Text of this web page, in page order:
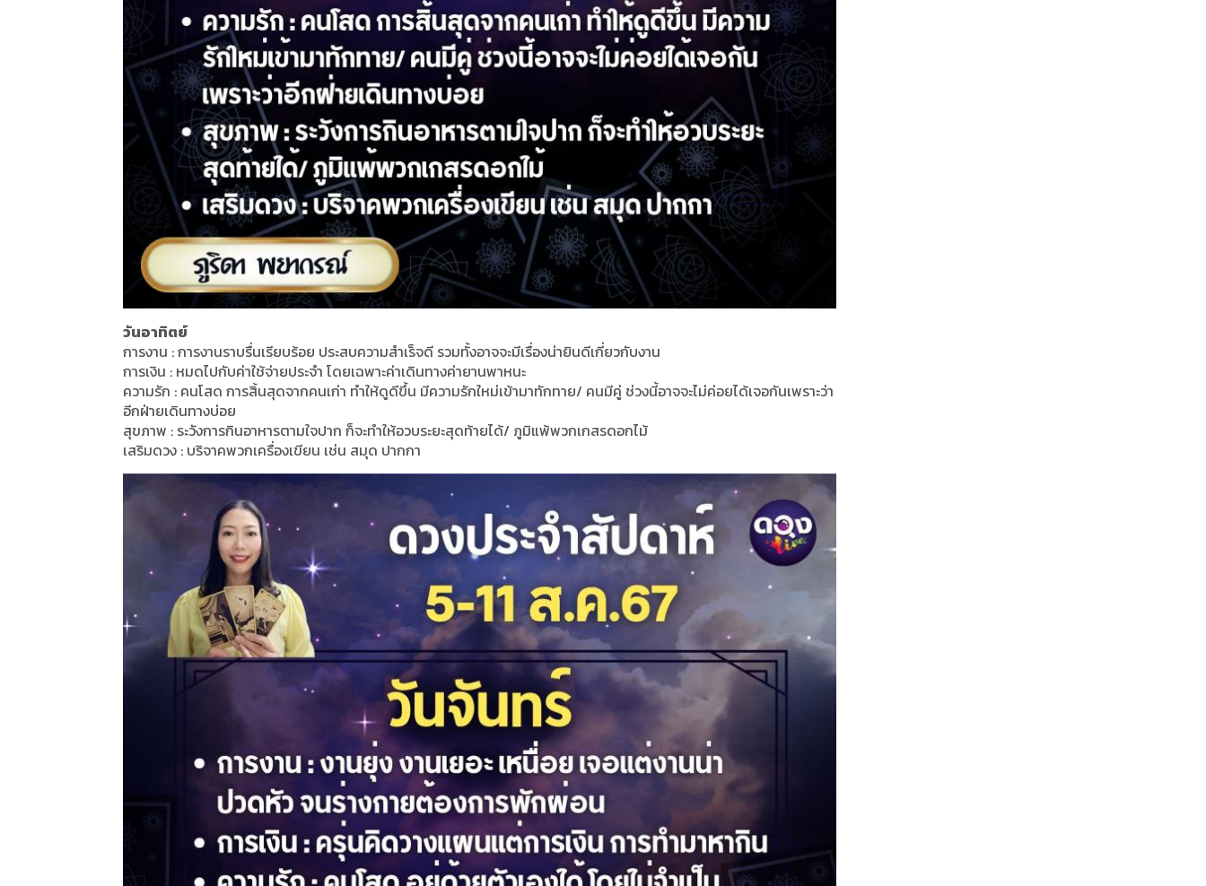
วันอาทิตย์
การงาน : การงานราบรื่นเรียบร้อย ประสบความสำเร็จดี รวมทั้งอาจจะมีเรื่องน่ายินดีเกี่ยวกับงาน
การเงิน : หมดไปกับค่าใช้จ่ายประจำ โดยเฉพาะค่าเดินทางค่ายานพาหนะ
ความรัก : คนโสด การสิ้นสุดจากคนเก่า ทำให้ดูดีขึ้น มีความรักใหม่เข้ามาทักทาย/ คนมีคู่ ช่วงนี้อาจจะไม่ค่อยได้เจอกันเพราะว่า
อีกฝ่ายเดินทางบ่อย
สุขภาพ : ระวังการกินอาหารตามใจปาก ก็จะทำให้อวบระยะสุดท้ายได้/ ภูมิแพ้พวกเกสรดอกไม้
เสริมดวง : บริจาคพวกเครื่องเขียน เช่น สมุด ปากกา